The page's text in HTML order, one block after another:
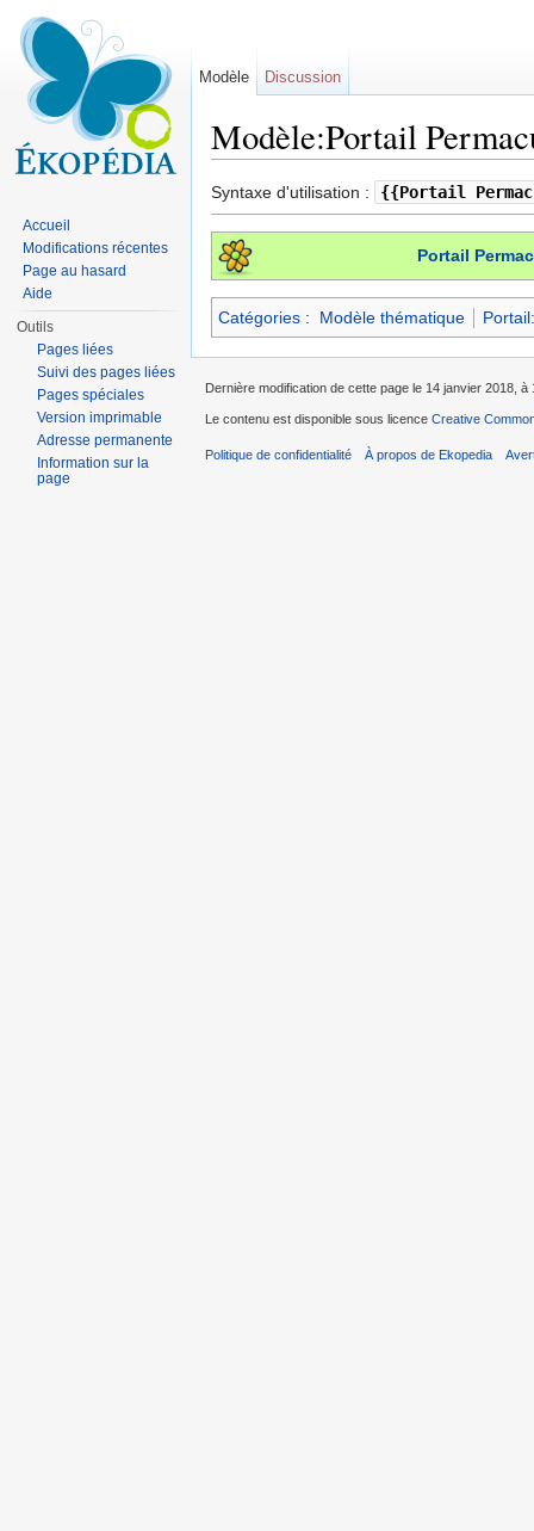
Modèle:Portail
Syntaxe d'utilisation :
{{Portail
Portail
Catégories : Modèle thématique
Modèle Discussion
Accueil
Modifications récentes
Page au hasard
Aide
Outils
Pages liées
Suivi des pages liées
Pages spéciales
Version imprimable
Adresse permanente
Information sur la
page
Dernière modification de cette page le 14 janvier 2018, à
Le contenu est disponible sous licence Creative
Politique de confidentialité À propos de Ekopedia